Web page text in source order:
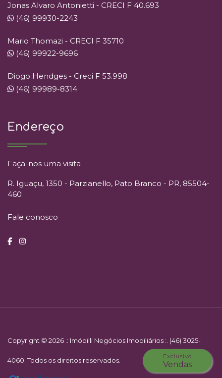
Jonas Alvaro Antonietti - CRECI F 40.693
(46) 99930-2243
Mario Thomazi - CRECI F 35710
(46) 99922-9696
Diogo Hendges - Creci F 53.998
(46) 99989-8314
Endereço
Faça-nos uma visita
R. Iguaçu, 1350 - Parzianello, Pato Branco - PR, 85504-
460
Fale conosco
Copyright © 2026 .: Imóbilli Negócios Imobiliários :. (46) 3025-
4060. Todos os direitos reservados.
Exclusivo
Vendas